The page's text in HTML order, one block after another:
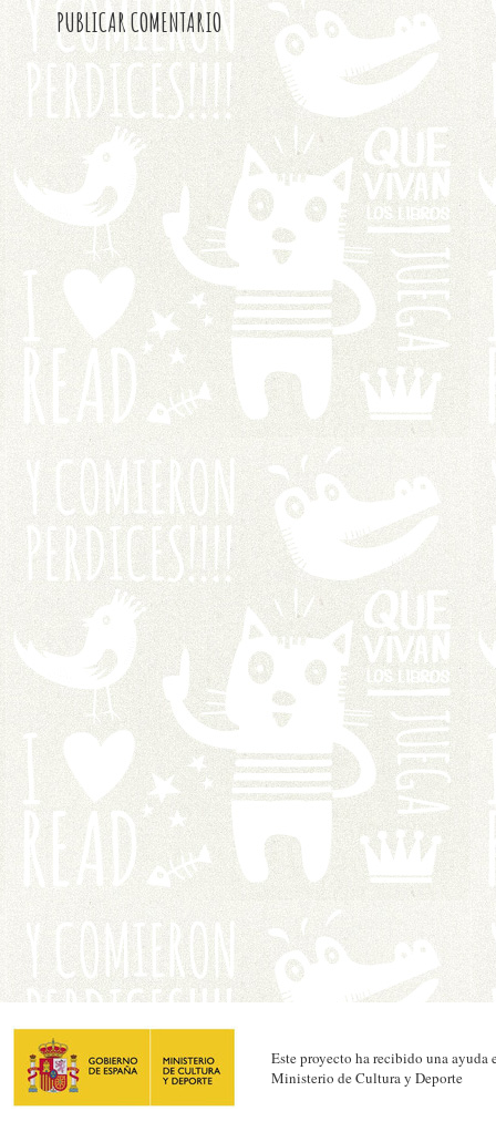
Este proyecto ha recibido una ayuda
Ministerio de Cultura y Deporte